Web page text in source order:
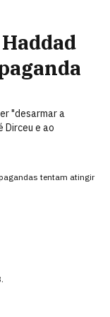
"desarmar a
Dirceu e ao
tentam atingir
.